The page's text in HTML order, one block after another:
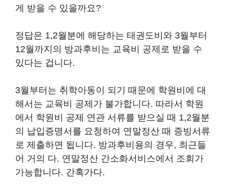
게 받을 수 있을까요?
정답은 1,2월분에 해당하는 태권도비와 3월부터
12월까지의 방과후비는 교육비 공제로 받을 수
있다는 겁니다.
3월부터는 취학아동이 되기 때문에 학원비에 대
해서는 교육비 공제가 불가합니다. 따라서 학원
에서 학원비 공제 연관 서류를 받으실 때 1,2월분
의 납입증명서를 요청하여 연말정산 때 증빙서류
로 제출하면 됩니다. 방과후비용의 경우, 최근들
어 거의 다. 연말정산 간소화서비스에서 조회가
가능합니다. 간혹가다.